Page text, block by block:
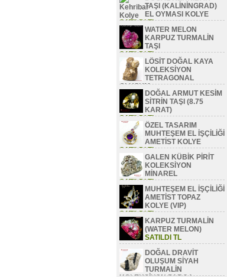
TAŞI (KALİNİNGRAD)
EL OYMASI KOLYE
SATILDI TL
WATER MELON
KARPUZ TURMALİN
TAŞI
SATILDI TL
LÖSİT DOĞAL KAYA
KOLEKSİYON
TETRAGONAL
OLUŞUM
SATILDI TLDOĞAL ARMUT KESİM
SİTRİN TAŞI (8.75
KARAT)
SATILDI TL
ÖZEL TASARIM
MUHTEŞEM EL İŞÇİLİĞİ
AMETİST KOLYE
SATILDI TL
GALEN KÜBİK PİRİT
KOLEKSİYON
MİNAREL
SATILDI TL
MUHTEŞEM EL İŞÇİLİĞİ
AMETİST TOPAZ
KOLYE (VIP)
SATILDI TL
KARPUZ TURMALİN
(WATER MELON)
SATILDI TL
DOĞAL DRAVİT
OLUŞUM SİYAH
TURMALİN